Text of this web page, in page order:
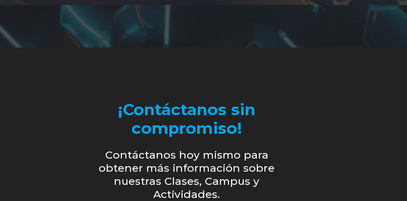
¡Contáctanos sin
compromiso!
Contáctanos hoy mismo para
obtener más información sobre
nuestras Clases, Campus y
Actividades.